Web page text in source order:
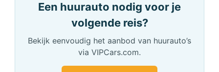
Een huurauto nodig voor je
volgende reis?
Bekijk eenvoudig het aanbod van huurauto’s
via VIPCars.com.